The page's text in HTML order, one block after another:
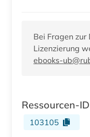
Bei Fragen
Lizenzierung
ebooks-
Ressourcen-ID
103105